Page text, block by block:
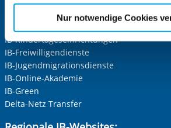
Cookies, die erforderlich zur
aufgerufenen und somit gewünschten
Funktionen sind. Diese Cookies
berechtigter Interessen und daher
Einwilligung.
Nur notwendige Cookies
IB-Personalentwicklung
IB-Kindertageseinrichtungen
IB-Freiwilligendienste
IB-Jugendmigrationsdienste
IB-Online-Akademie
IB-Green
Delta-Netz Transfer